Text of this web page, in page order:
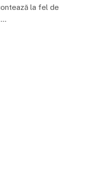
la fel de